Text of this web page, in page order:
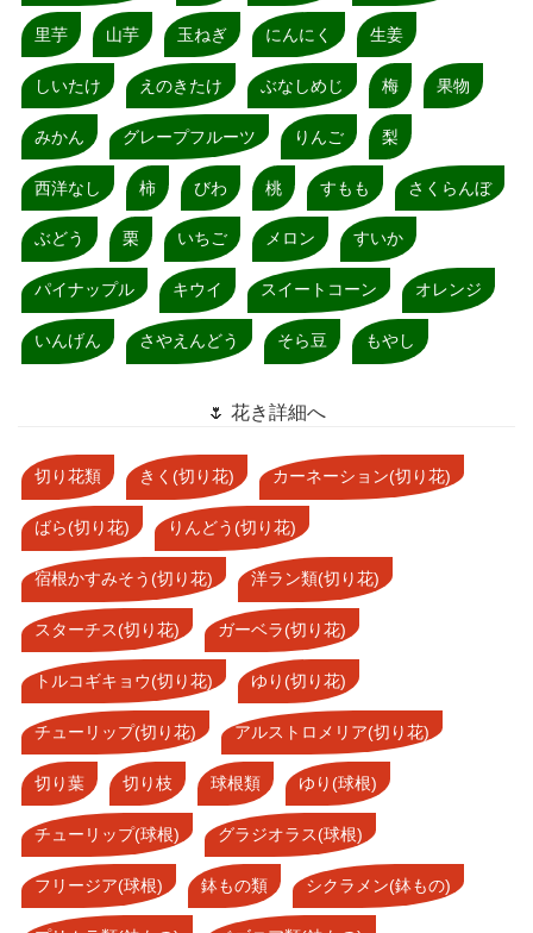
里芋 山芋 玉ねぎ にんにく 生姜
しいたけ えのきたけ ぶなしめじ 梅 果物
みかん グレープフルーツ りんご 梨
西洋なし 柿 びわ 桃 すもも さくらんぼ
ぶどう 栗 いちご メロン すいか
パイナップル キウイ スイートコーン オレンジ
いんげん さやえんどう そら豆 もやし
🌷 花き詳細へ
切り花類 きく(切り花) カーネーション(切り花)
ばら(切り花) りんどう(切り花)
宿根かすみそう(切り花) 洋ラン類(切り花)
スターチス(切り花) ガーベラ(切り花)
トルコギキョウ(切り花) ゆり(切り花)
チューリップ(切り花) アルストロメリア(切り花)
切り葉 切り枝 球根類 ゆり(球根)
チューリップ(球根) グラジオラス(球根)
フリージア(球根) 鉢もの類 シクラメン(鉢もの)